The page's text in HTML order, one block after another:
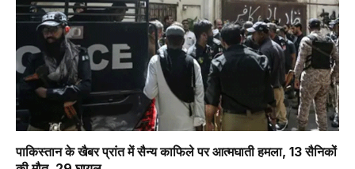
पाकिस्तान के खैबर प्रांत में सैन्य काफिले पर आत्मघाती हमला, 13 सैनिकों